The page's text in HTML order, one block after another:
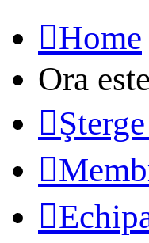
Home
Ora este